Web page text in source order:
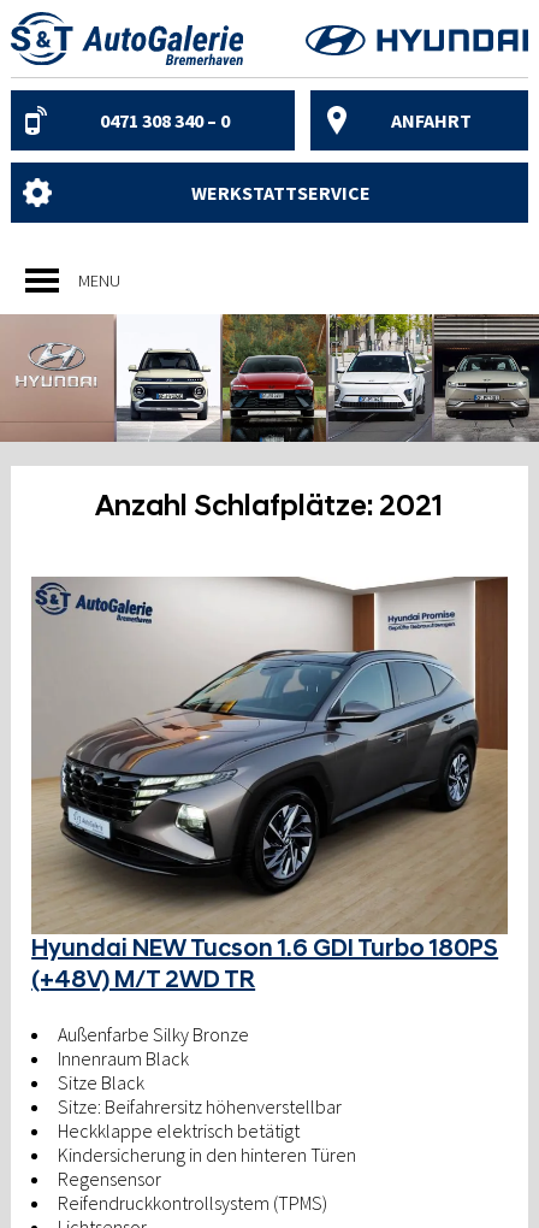
Skip
to
content
0471 308 340 – 0 ANFAHRT
WERKSTATTSERVICE
MENU
Anzahl Schlafplätze: 2021
Hyundai NEW Tucson 1.6 GDI Turbo 180PS
(+48V) M/T 2WD TR
Außenfarbe Silky Bronze
Innenraum Black
Sitze Black
Sitze: Beifahrersitz höhenverstellbar
Heckklappe elektrisch betätigt
Kindersicherung in den hinteren Türen
Regensensor
Reifendruckkontrollsystem (TPMS)